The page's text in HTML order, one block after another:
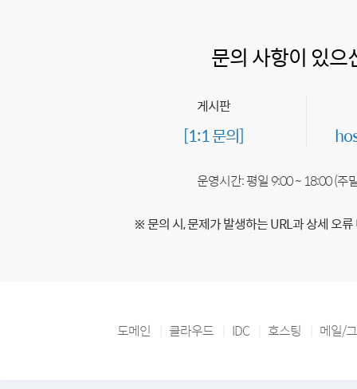
문의 사항이 있으
게시판
[1:1 문의]
운영시간: 평일 9:00 ~ 18:00 (주
※ 문의 시, 문제가 발생하는 URL과 상세 오
도메인 클라우드 IDC 호스팅 메일/